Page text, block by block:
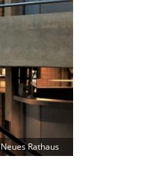
Neues Rathaus